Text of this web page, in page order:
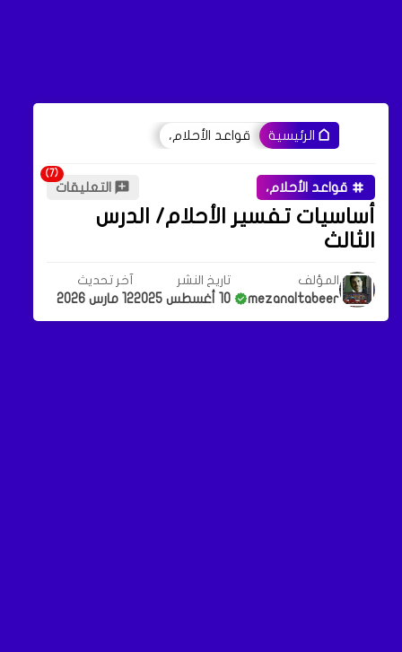
الرئيسية قواعد الأحلام،
قواعد الأحلام، التعليقات
أساسيات تفسير الأحلام/ الدرس
الثالث
المؤلف
mezanaltabeer
تاريخ النشر
10 أغسطس 2025
آخر تحديث
12 مارس 2026